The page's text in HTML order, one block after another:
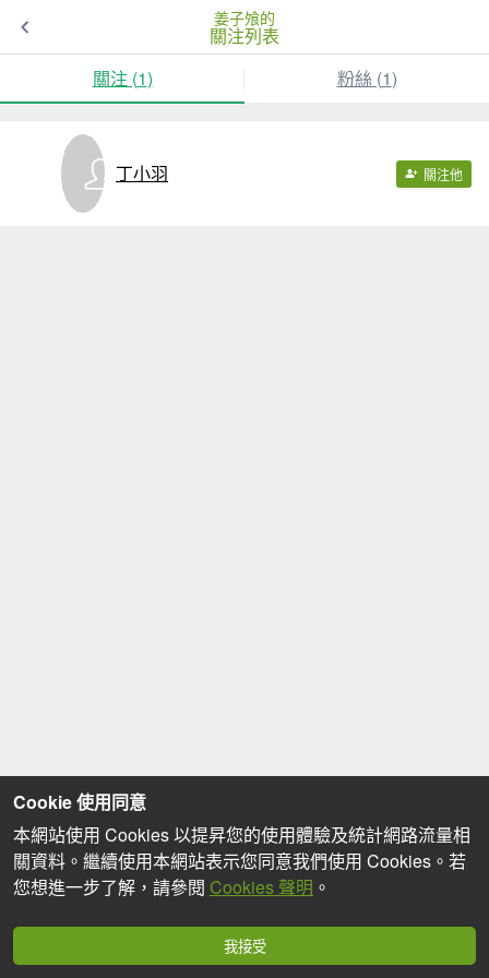
姜子飧的
關注列表
關注 (1) 粉絲 (1)
丁小羽 關注他
Cookie 使用同意
本網站使用 Cookies 以提昇您的使用體驗及統計網路流量相
關資料。繼續使用本網站表示您同意我們使用 Cookies。若
您想進一步了解，請參閱 Cookies 聲明 。
我接受